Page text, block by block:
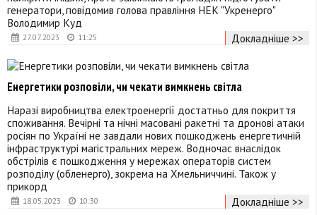
27.07.2023 11:25
генератори, повідомив голова правління НЕК "Укренерго"
Володимир Куд
Докладніше >>
18.05.2023 10:30
Енергетики розповіли, чи чекати вимкнень світла
Наразі виробництва електроенергії достатньо для покриття
споживання. Вечірні та нічні масовані ракетні та дронові атаки
росіян по Україні не завдали нових пошкоджень енергетичній
інфраструктурі магістральних мереж. Водночас внаслідок
обстрілів є пошкодження у мережах операторів систем
розподілу (обленерго), зокрема на Хмельниччині. Також у
прикорд
Докладніше >>